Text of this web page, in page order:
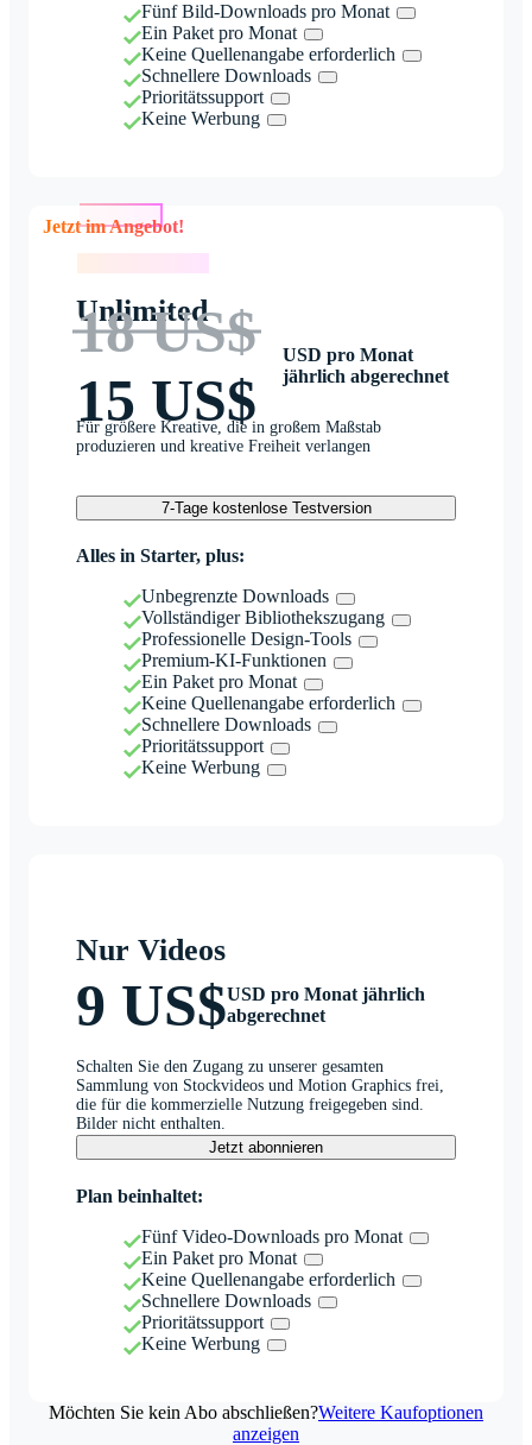
Fünf Bild-Downloads pro Monat
Ein Paket pro Monat
Keine Quellenangabe erforderlich
Schnellere Downloads
Prioritätssupport
Keine Werbung
Jetzt im Angebot!
Unlimited
18 US$
15 US$
USD pro Monat
jährlich abgerechnet
Für größere Kreative, die in großem Maßstab
produzieren und kreative Freiheit verlangen
7-Tage kostenlose Testversion
Alles in Starter, plus:
Unbegrenzte Downloads
Vollständiger Bibliothekszugang
Professionelle Design-Tools
Premium-KI-Funktionen
Ein Paket pro Monat
Keine Quellenangabe erforderlich
Schnellere Downloads
Prioritätssupport
Keine Werbung
Nur Videos
9 US$USD pro Monat jährlich
abgerechnet
Schalten Sie den Zugang zu unserer gesamten
Sammlung von Stockvideos und Motion Graphics frei,
die für die kommerzielle Nutzung freigegeben sind.
Bilder nicht enthalten.
Jetzt abonnieren
Plan beinhaltet:
Fünf Video-Downloads pro Monat
Ein Paket pro Monat
Keine Quellenangabe erforderlich
Schnellere Downloads
Prioritätssupport
Keine Werbung
Möchten Sie kein Abo abschließen?Weitere Kaufoptionen
anzeigen